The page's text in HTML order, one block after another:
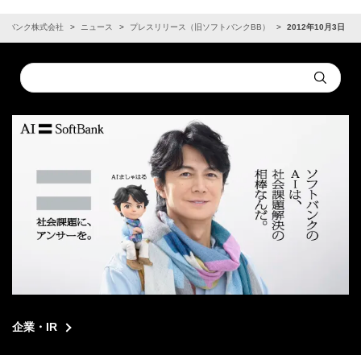
バンク株式会社 ニュース プレスリリース（旧ソフトバンクBB） 2012年10月3日
Conduct
a
Submit
企業・IR